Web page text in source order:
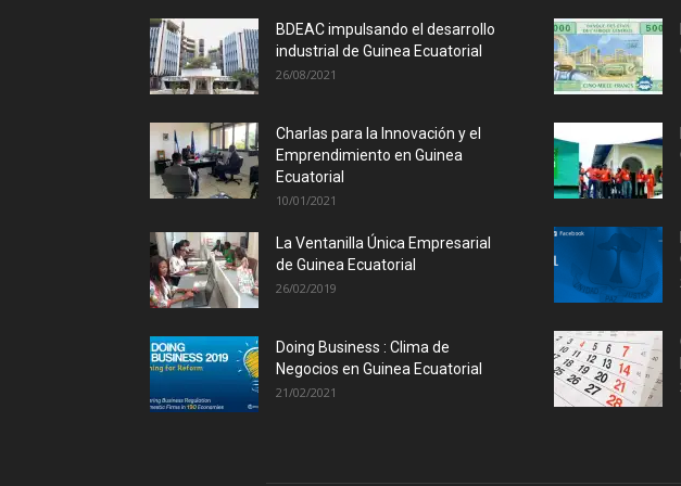
BDEAC impulsando el desarrollo
industrial de Guinea Ecuatorial
26/08/2021
Charlas para la Innovación y el
Emprendimiento en Guinea
Ecuatorial
10/01/2021
La Ventanilla Única Empresarial
de Guinea Ecuatorial
26/02/2019
Doing Business : Clima de
Negocios en Guinea Ecuatorial
21/02/2021